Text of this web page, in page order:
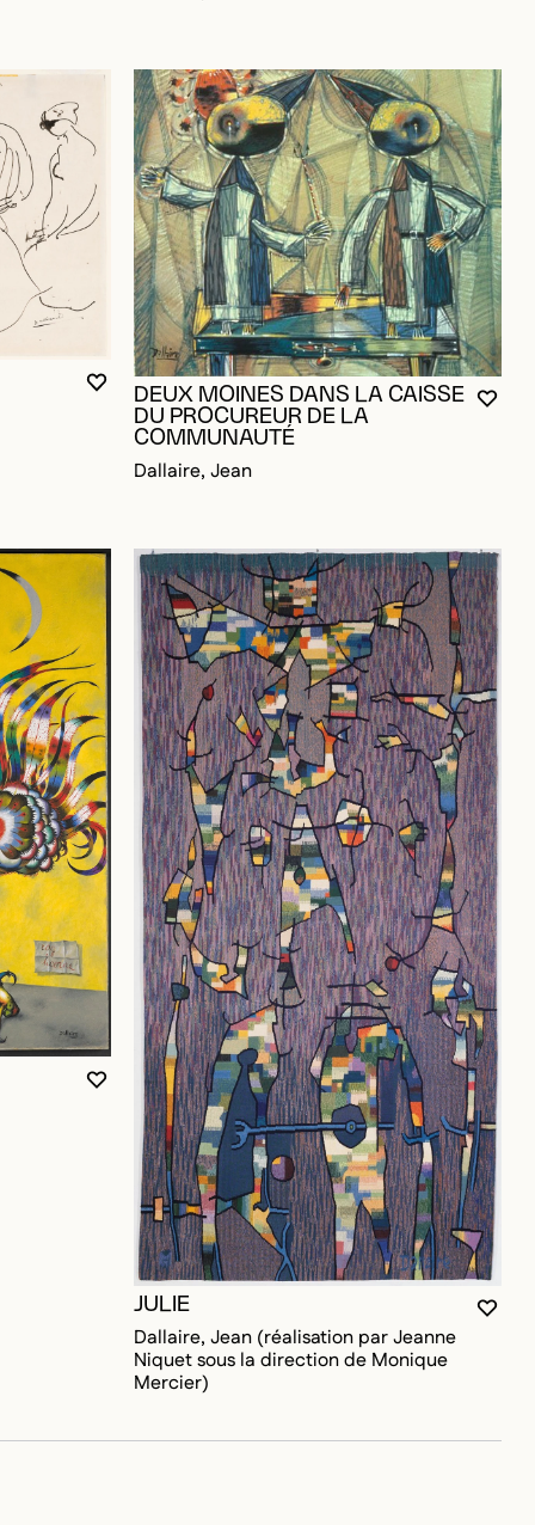
AJOUTER AUX FAVORIS
VOUS DEVEZ ÊTRE CONNECTÉ POUR AJOUTER
FERMER LA MODALE
OUVRIR LA MODALE
DEUX MOINES DANS LA CAISSE
DU PROCUREUR DE LA
COMMUNAUTÉ
Dallaire, Jean
AJOUTER AUX FAVORIS
VOUS DEVEZ ÊTRE CONNECTÉ POUR AJOUTER
FERMER LA MODALE
OUVRIR LA MODALE
JULIE
Dallaire, Jean (réalisation par Jeanne
Niquet sous la direction de Monique
Mercier)